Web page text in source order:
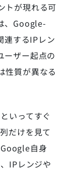
トが現れる可
、Google-
連するIPレン
ーザー起点の
性質が異なる
いってすぐ
だけを見て
自身
IPレンジや